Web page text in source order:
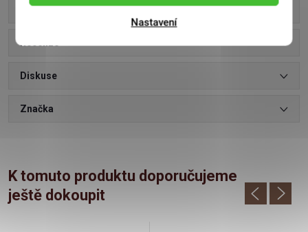
Nastavení
Parametry produktu
Recenze
Diskuse
Značka
K tomuto produktu doporučujeme
ještě dokoupit